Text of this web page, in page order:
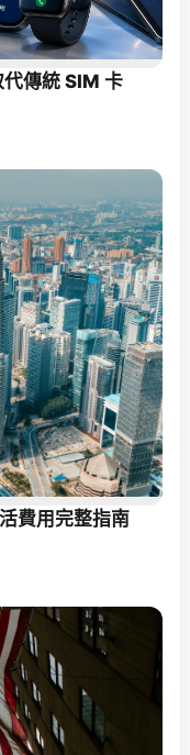
傳統 SIM 卡
費用完整指南